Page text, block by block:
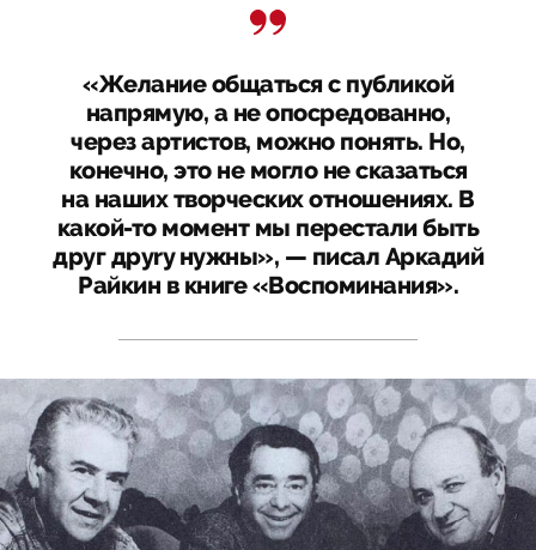
«Желание общаться с публикой
напрямую, а не опосредованно,
через артистов, можно понять. Но,
конечно, это не могло не сказаться
на наших творческих отношениях. В
какой-то момент мы перестали быть
друг дpyry нужны», — писал Аркадий
Райкин в книге «Воспоминания».